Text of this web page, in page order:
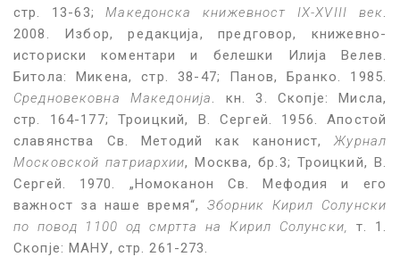
стр. 13-63;
Македонска книжевност IX-XVIII век
2008. Избор, редакција, предговор, книжевно-
историски коментари и белешки Илија Велев.
Битола: Микена, стр. 38-47; Панов, Бранко. 1985.
Средновековна Македонија
. кн. 3. Скопје: Мисла,
стр. 164-177; Троицкий, В. Сергей. 1956. Апостой
славянства Св. Методий как канонист,Журнал
Московской патриархии, Москва, бр.3; Троицкий, В.
Сергей. 1970. „Номоканон Св. Мефодия и его
важност за наше время“, Зборник Кирил Солунски
по повод 1100 од смртта на Кирил Солунски,
т. 1.
Скопје: МАНУ, стр. 261-273.